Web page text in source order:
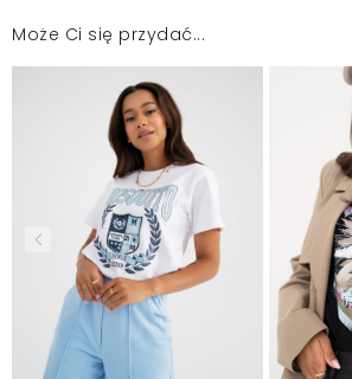
Bardzo dobra jakość i krój
Mosquito zamieszcza wyłącznie
Klientów. Po moderacji publikujemy
negatywne opinie. Więcej informacji
Regulaminie.
Może Ci się przydać...